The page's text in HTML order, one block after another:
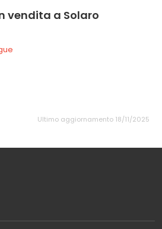
vendita a Solaro
Ultimo aggiornamento 18/11/2025